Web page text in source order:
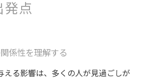
新技術が融合した宇都宮市の頭
美容サロンで使われる先進技術
由来成分が頭皮に与える影響
発点
係性を理解する
える影響は、多くの人が見過ごしが